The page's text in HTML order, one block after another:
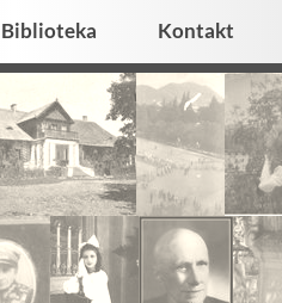
Biblioteka Kontakt